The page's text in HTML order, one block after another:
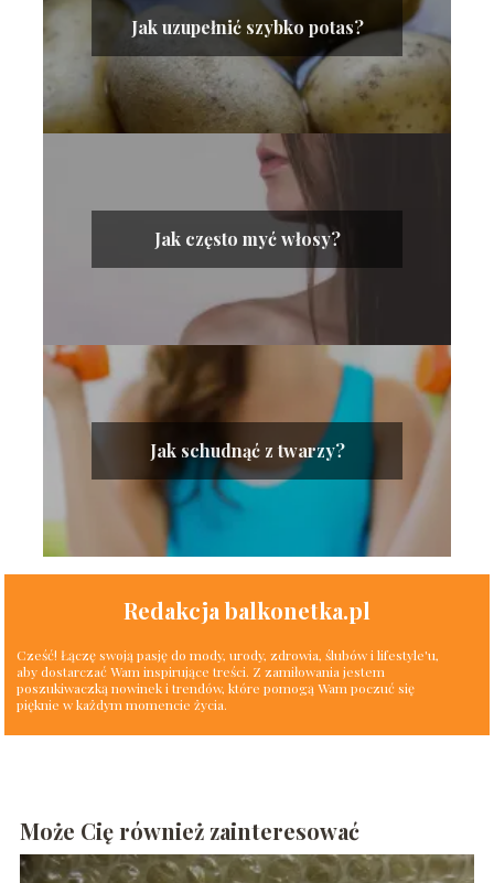
Jak uzupełnić szybko potas?
Jak często myć włosy?
Jak schudnąć z twarzy?
Redakcja balkonetka.pl
Cześć! Łączę swoją pasję do mody, urody, zdrowia, ślubów i lifestyle'u,
aby dostarczać Wam inspirujące treści. Z zamiłowania jestem
poszukiwaczką nowinek i trendów, które pomogą Wam poczuć się
pięknie w każdym momencie życia.
Może Cię również zainteresować